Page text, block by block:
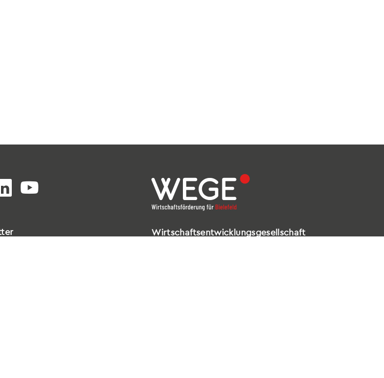
Wirtschaftsentwicklungsgesellschaft